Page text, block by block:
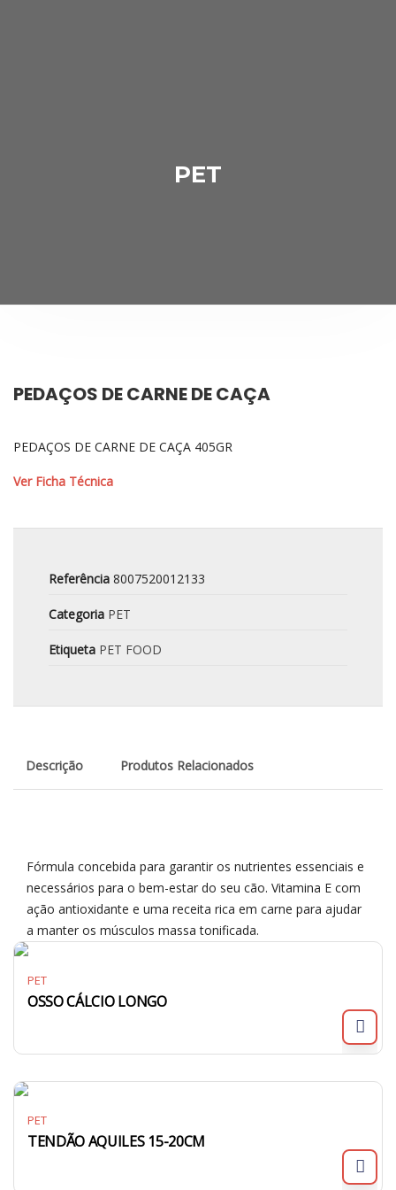
PET
PEDAÇOS DE CARNE DE CAÇA
PEDAÇOS DE CARNE DE CAÇA 405GR
Ver Ficha Técnica
Referência 8007520012133
Categoria PET
Etiqueta PET FOOD
Descrição Produtos Relacionados
Fórmula concebida para garantir os nutrientes essenciais e
necessários para o bem-estar do seu cão. Vitamina E com
ação antioxidante e uma receita rica em carne para ajudar
a manter os músculos massa tonificada.
PET
OSSO CÁLCIO LONGO
PET
TENDÃO AQUILES 15-20CM